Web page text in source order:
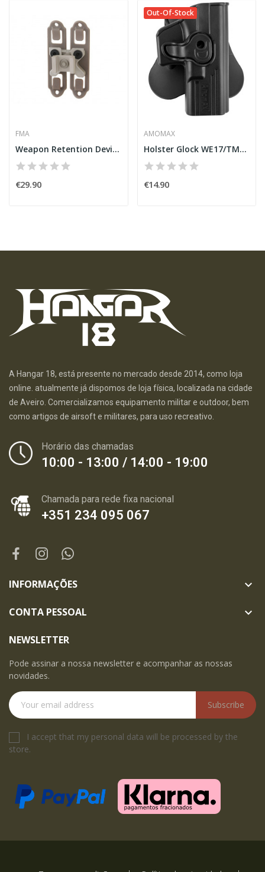
FMA
Weapon Retention Device (MOLLE Version) Dark Earth
€29.90
Out-Of-Stock
AMOMAX
Holster Glock WE17/TM17/KJW17 Black [Amomax]
€14.90
A Hangar 18, está presente no mercado desde 2014, como loja
online. atualmente já dispomos de loja física, localizada na cidade
de Aveiro. Comercializamos equipamento militar e outdoor, bem
como artigos de airsoft e militares, para uso recreativo.
Horário das chamadas
10:00 - 13:00 / 14:00 - 19:00
Chamada para rede fixa nacional
+351 234 095 067
INFORMAÇÕES 
CONTA PESSOAL 
NEWSLETTER
Pode assinar a nossa newsletter e acompanhar as nossas
novidades.
Subscribe
I accept that my personal data will be processed by the
store.